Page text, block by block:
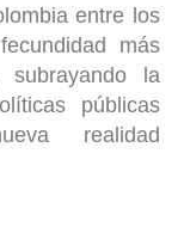
entre los
más
subrayando la
públicas
realidad